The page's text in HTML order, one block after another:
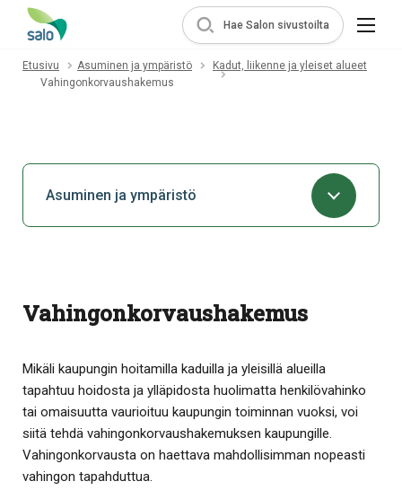
Hae Salon sivustoilta
Etusivu Asuminen ja ympäristö
Kadut, liikenne ja yleiset alueet
Vahingonkorvaushakemus
Asuminen ja ympäristö
Vahingonkorvaushakemus
Mikäli kaupungin hoitamilla kaduilla ja yleisillä alueilla
tapahtuu hoidosta ja ylläpidosta huolimatta henkilövahinko
tai omaisuutta vaurioituu kaupungin toiminnan vuoksi, voi
siitä tehdä vahingonkorvaushakemuksen kaupungille.
Vahingonkorvausta on haettava mahdollisimman nopeasti
vahingon tapahduttua.